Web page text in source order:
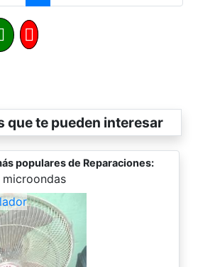
que te pueden interesar
populares de Reparaciones:
microondas